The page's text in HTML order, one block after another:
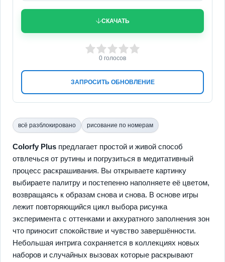
СКАЧАТЬ
ЗАПРОСИТЬ ОБНОВЛЕНИЕ
3 4 5
0 голосов
всё разблокировано рисование по номерам
Colorfy Plus предлагает простой и живой способ
отвлечься от рутины и погрузиться в медитативный
процесс раскрашивания. Вы открываете картинку
выбираете палитру и постепенно наполняете её цветом,
возвращаясь к образам снова и снова. В основе игры
лежит повторяющийся цикл выбора рисунка
эксперимента с оттенками и аккуратного заполнения зон
что приносит спокойствие и чувство завершённости.
Небольшая интрига сохраняется в коллекциях новых
наборов и случайных вызовах которые раскрывают